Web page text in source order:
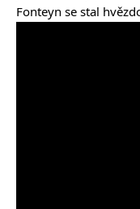
Fonteyn se stal